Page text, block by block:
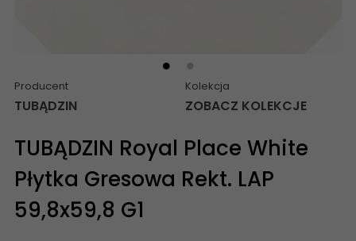
Producent
TUBĄDZIN
Kolekcja
ZOBACZ KOLEKCJE
TUBĄDZIN Royal Place White
Płytka Gresowa Rekt. LAP
59,8x59,8 G1